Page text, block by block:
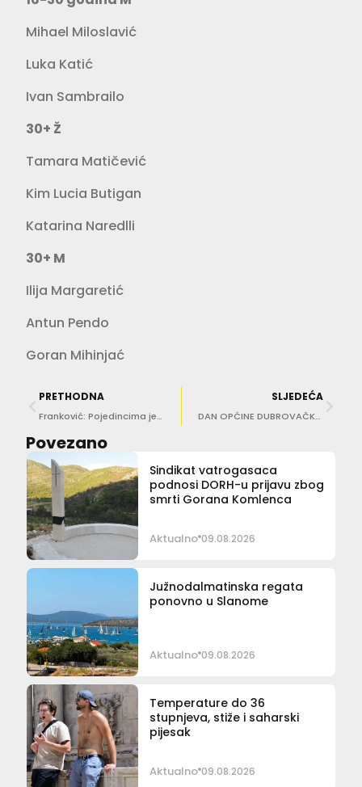
Mihael Miloslavić
Luka Katić
Ivan Sambrailo
30+ Ž
Tamara Matičević
Kim Lucia Butigan
Katarina Naredlli
30+ M
Ilija Margaretić
Antun Pendo
Goran Mihinjać
PRETHODNA
Franković: Pojedincima je važnije blještavilo kamena od onoga što se zanemarivalo više desetljeća
SLJEDEĆA
DAN OPĆINE DUBROVAČKO PRIMORJE Nikola Knežić: Projekti se lakše realiziraju sa stabilnom većinom
Povezano
Sindikat vatrogasaca
podnosi DORH-u prijavu zbog
smrti Gorana Komlenca
Aktualno 09.08.2026
Južnodalmatinska regata
ponovno u Slanome
Aktualno 09.08.2026
Temperature do 36
stupnjeva, stiže i saharski
pijesak
Aktualno 09.08.2026